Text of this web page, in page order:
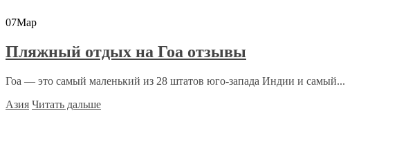
07Мар
Пляжный отдых на Гоа отзывы
Гоа — это самый маленький из 28 штатов юго-запада Индии и самый...
Азия Читать дальше